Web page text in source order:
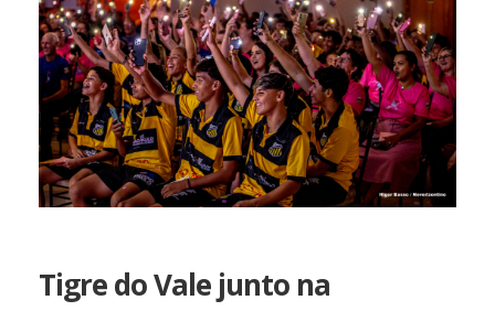
Tigre do Vale junto na